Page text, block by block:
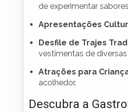
de experimentar
Apresentações
Desfile de Trajes
vestimentas de
Atrações para
acolhedor.
Descubra a